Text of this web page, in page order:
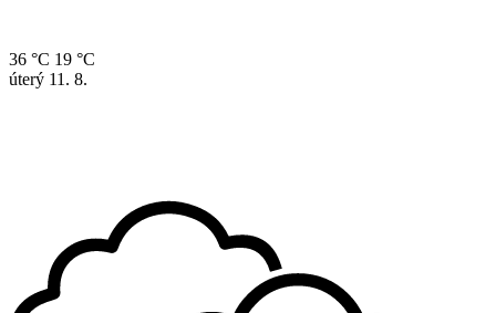
36 °C 19 °C
úterý 11. 8.